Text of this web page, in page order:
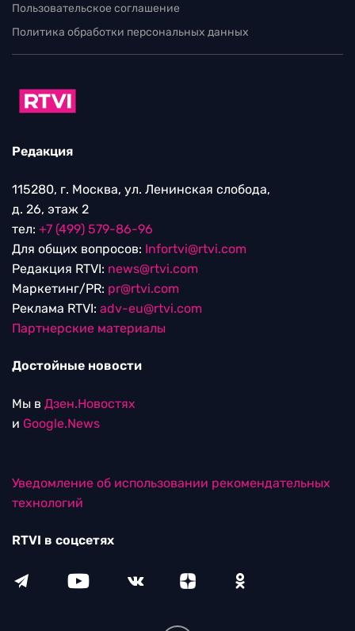
Пользовательское соглашение
Политика обработки персональных данных
Редакция
115280, г. Москва, ул. Ленинская слобода,
д. 26, этаж 2
тел: +7 (499) 579-86-96
Для общих вопросов: Infortvi@rtvi.com
Редакция RTVI: news@rtvi.com
Маркетинг/PR: pr@rtvi.com
Реклама RTVI: adv-eu@rtvi.com
Партнерские материалы
Достойные новости
Мы в Дзен.Новостях
и Google.News
Уведомление об использовании рекомендательных
технологий
RTVI в соцсетях